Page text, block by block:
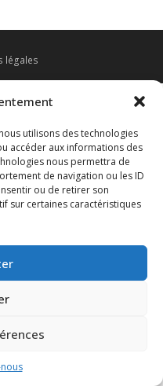
utilisons des technologies
accéder aux informations des
nous permettra de
de navigation ou les ID
ou de retirer son
sur certaines caractéristiques
légales